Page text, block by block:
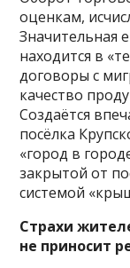
оценкам,
Значительная
находится в
договоры с
качество
Создаётся
посёлка
«город в
закрытой от
системой
Страхи
не приносит